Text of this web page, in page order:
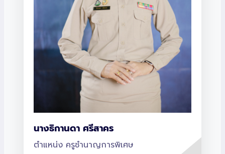
นางธิกานดา ศรีสาคร
ตำแหน่ง ครูชำนาญการพิเศษ